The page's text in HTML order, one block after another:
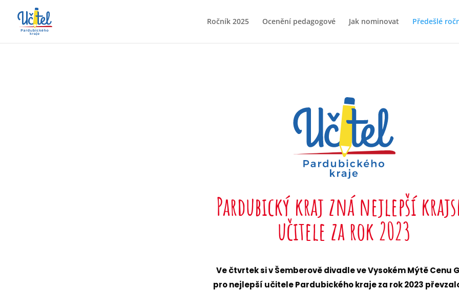
Ročník 2025 Ocenění pedagogové Jak nominovat Předešlé
Pardubický kraj zná nejlepší
učitele za rok 2023
Ve čtvrtek si v Šemberově divadle ve Vysokém Mýtě Cenu
pro nejlepší učitele Pardubického kraje za rok 2023